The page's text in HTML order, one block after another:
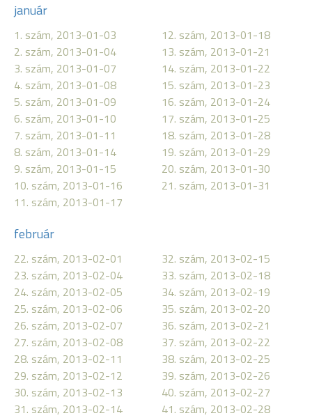
január
1. szám, 2013-01-03
2. szám, 2013-01-04
3. szám, 2013-01-07
4. szám, 2013-01-08
5. szám, 2013-01-09
6. szám, 2013-01-10
7. szám, 2013-01-11
8. szám, 2013-01-14
9. szám, 2013-01-15
10. szám, 2013-01-16
11. szám, 2013-01-17
12. szám, 2013-01-18
13. szám, 2013-01-21
14. szám, 2013-01-22
15. szám, 2013-01-23
16. szám, 2013-01-24
17. szám, 2013-01-25
18. szám, 2013-01-28
19. szám, 2013-01-29
20. szám, 2013-01-30
21. szám, 2013-01-31
február
22. szám, 2013-02-01
23. szám, 2013-02-04
24. szám, 2013-02-05
25. szám, 2013-02-06
26. szám, 2013-02-07
27. szám, 2013-02-08
28. szám, 2013-02-11
29. szám, 2013-02-12
30. szám, 2013-02-13
31. szám, 2013-02-14
32. szám, 2013-02-15
33. szám, 2013-02-18
34. szám, 2013-02-19
35. szám, 2013-02-20
36. szám, 2013-02-21
37. szám, 2013-02-22
38. szám, 2013-02-25
39. szám, 2013-02-26
40. szám, 2013-02-27
41. szám, 2013-02-28